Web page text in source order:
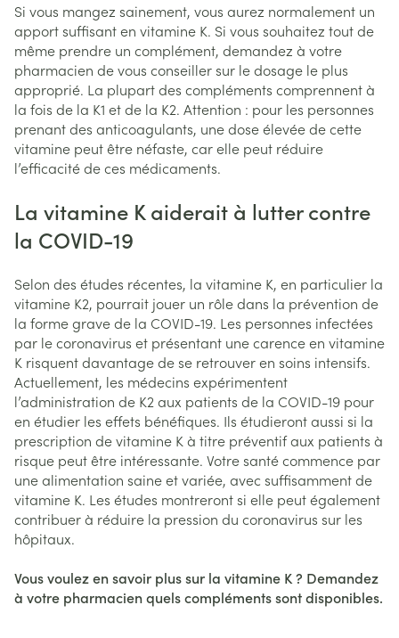
Si vous mangez sainement, vous aurez normalement un
apport suffisant en vitamine K. Si vous souhaitez tout de
même prendre un complément, demandez à votre
pharmacien de vous conseiller sur le dosage le plus
approprié. La plupart des compléments comprennent à
la fois de la K1 et de la K2. Attention : pour les personnes
prenant des anticoagulants, une dose élevée de cette
vitamine peut être néfaste, car elle peut réduire
l’efficacité de ces médicaments.
La vitamine K aiderait à lutter contre
la COVID-19
Selon des études récentes, la vitamine K, en particulier la
vitamine K2, pourrait jouer un rôle dans la prévention de
la forme grave de la COVID-19. Les personnes infectées
par le coronavirus et présentant une carence en vitamine
K risquent davantage de se retrouver en soins intensifs.
Actuellement, les médecins expérimentent
l’administration de K2 aux patients de la COVID-19 pour
en étudier les effets bénéfiques. Ils étudieront aussi si la
prescription de vitamine K à titre préventif aux patients à
risque peut être intéressante. Votre santé commence par
une alimentation saine et variée, avec suffisamment de
vitamine K. Les études montreront si elle peut également
contribuer à réduire la pression du coronavirus sur les
hôpitaux.
Vous voulez en savoir plus sur la vitamine K ? Demandez
à votre pharmacien quels compléments sont disponibles.